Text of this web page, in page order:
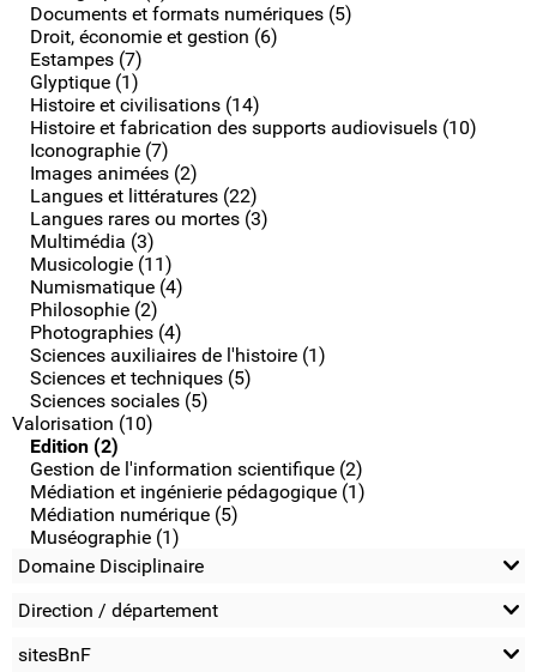
Documents et formats numériques (5)
Droit, économie et gestion (6)
Estampes (7)
Glyptique (1)
Histoire et civilisations (14)
Histoire et fabrication des supports audiovisuels (10)
Iconographie (7)
Images animées (2)
Langues et littératures (22)
Langues rares ou mortes (3)
Multimédia (3)
Musicologie (11)
Numismatique (4)
Philosophie (2)
Photographies (4)
Sciences auxiliaires de l'histoire (1)
Sciences et techniques (5)
Sciences sociales (5)
Valorisation (10)
Edition (2)
Gestion de l'information scientifique (2)
Médiation et ingénierie pédagogique (1)
Médiation numérique (5)
Muséographie (1)
Domaine Disciplinaire
Direction / département
sitesBnF